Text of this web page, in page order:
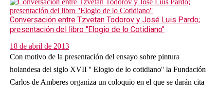
Conversación entre Tzvetan Todorov y José Luis Pardo;
presentación del libro ''Elogio de lo Cotidiano''
18 de abril de 2013
Con motivo de la presentación del ensayo sobre pintura
holandesa del siglo XVII '' Elogio de lo cotidiano'' la Fundación
Carlos de Amberes organiza un coloquio en el que se darán cita